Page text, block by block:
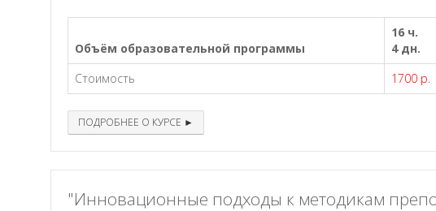
Объём образовательной программы
16 ч.
4 дн.
Стоимость
1700 р.
ПОДРОБНЕЕ О КУРСЕ ►
"Инновационные подходы к методикам